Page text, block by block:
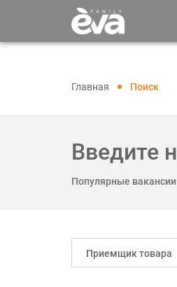
Главная Поиск
Введите
Популярные
Приемщик товара